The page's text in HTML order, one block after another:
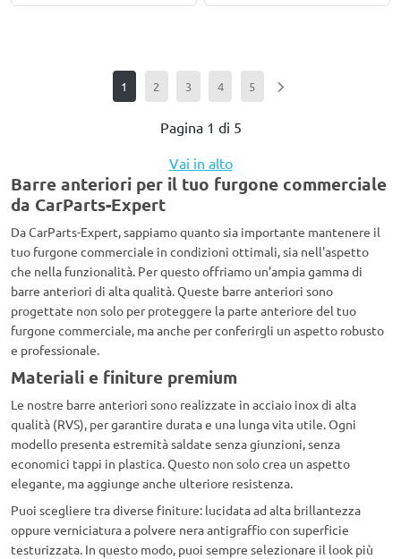
1 2 3 4 5
Pagina 1 di 5
Vai in alto
Barre anteriori per il tuo furgone commerciale
da CarParts-Expert
Da CarParts-Expert, sappiamo quanto sia importante mantenere il
tuo furgone commerciale in condizioni ottimali, sia nell'aspetto
che nella funzionalità. Per questo offriamo un'ampia gamma di
barre anteriori di alta qualità. Queste barre anteriori sono
progettate non solo per proteggere la parte anteriore del tuo
furgone commerciale, ma anche per conferirgli un aspetto robusto
e professionale.
Materiali e finiture premium
Le nostre barre anteriori sono realizzate in acciaio inox di alta
qualità (RVS), per garantire durata e una lunga vita utile. Ogni
modello presenta estremità saldate senza giunzioni, senza
economici tappi in plastica. Questo non solo crea un aspetto
elegante, ma aggiunge anche ulteriore resistenza.
Puoi scegliere tra diverse finiture: lucidata ad alta brillantezza
oppure verniciatura a polvere nera antigraffio con superficie
testurizzata. In questo modo, puoi sempre selezionare il look più